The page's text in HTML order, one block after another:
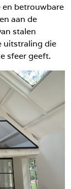
en betrouwbare
aan de
stalen
uitstraling die
sfeer geeft.